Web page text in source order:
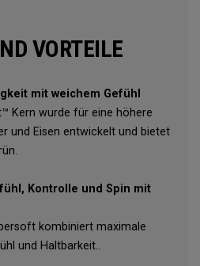
VORTEILE
mit weichem Gefühl
Kern wurde für eine höhere
und Eisen entwickelt und bietet
Kontrolle und Spin mit
kombiniert maximale
und Haltbarkeit..